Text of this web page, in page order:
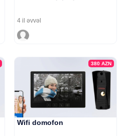
4 il əvvəl
380 AZN
Wifi domofon